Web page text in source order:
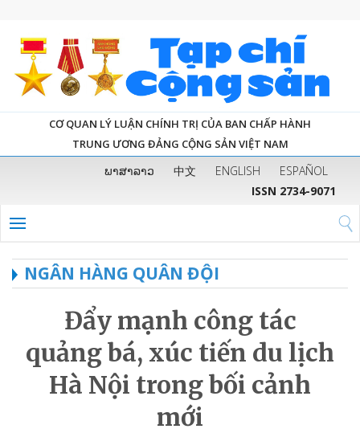
CƠ QUAN LÝ LUẬN CHÍNH TRỊ CỦA BAN CHẤP HÀNH
TRUNG ƯƠNG ĐẢNG CỘNG SẢN VIỆT NAM
ພາສາລາວ 中文 ENGLISH
ESPAÑOL
ISSN 2734-9071
NGÂN HÀNG QUÂN ĐỘI
Đẩy mạnh công tác
quảng bá, xúc tiến du lịch
Hà Nội trong bối cảnh
mới